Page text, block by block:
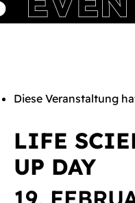
Diese Veranstaltung
LIFE
UP DAY